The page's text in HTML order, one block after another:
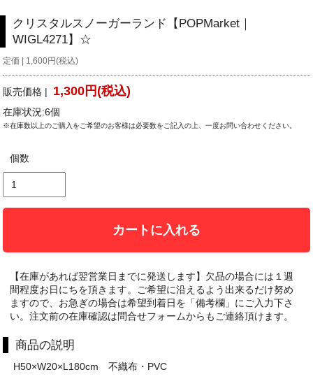
クリスタルスノーガーランド【POPMarket｜
WIGL4271】☆
定価 | 1,600円(税込)
販売価格 | 1,300円(税込)
在庫状況:6個
※在庫数以上のご購入をご希望のお客様は必要数をご記入の上、一度お問い合わせください。
個数
カートに入れる
【在庫があれば翌営業日までに発送します】欠品の場合には１週
間程度お日にちを頂きます。ご希望に沿えるよう出来るだけ努め
ますので、お急ぎの場合は希望到着日を「備考欄」にご入力下さ
い。注文前の在庫確認は問合せフォームからもご連絡頂けます。
商品の説明
H50×W20×L180cm 不織布・PVC